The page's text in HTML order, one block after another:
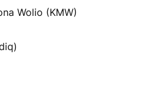
Wolio (KMW)